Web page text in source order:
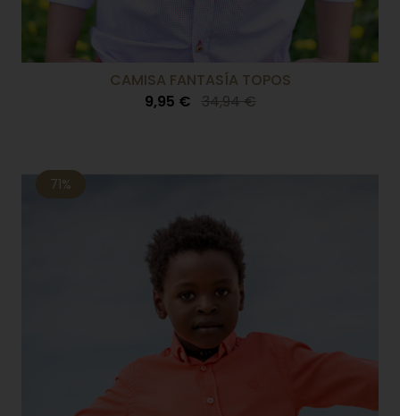
CAMISA FANTASÍA TOPOS
9,95 € 34,94 €
71%